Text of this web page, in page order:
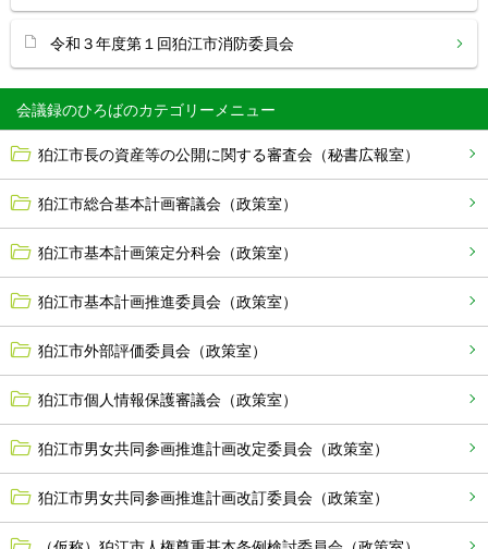
会議録のひろば
狛江市長の資産等の公開に関する審査会（秘書広報室）
狛江市総合基本計画審議会（政策室）
狛江市基本計画策定分科会（政策室）
狛江市基本計画推進委員会（政策室）
狛江市外部評価委員会（政策室）
狛江市個人情報保護審議会（政策室）
狛江市男女共同参画推進計画改定委員会（政策室）
狛江市男女共同参画推進計画改訂委員会（政策室）
令和３年度第１回狛江市消防委員会